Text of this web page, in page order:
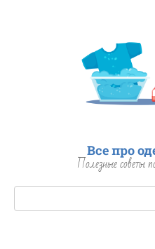
Все про
Полезные советы
Поиск: